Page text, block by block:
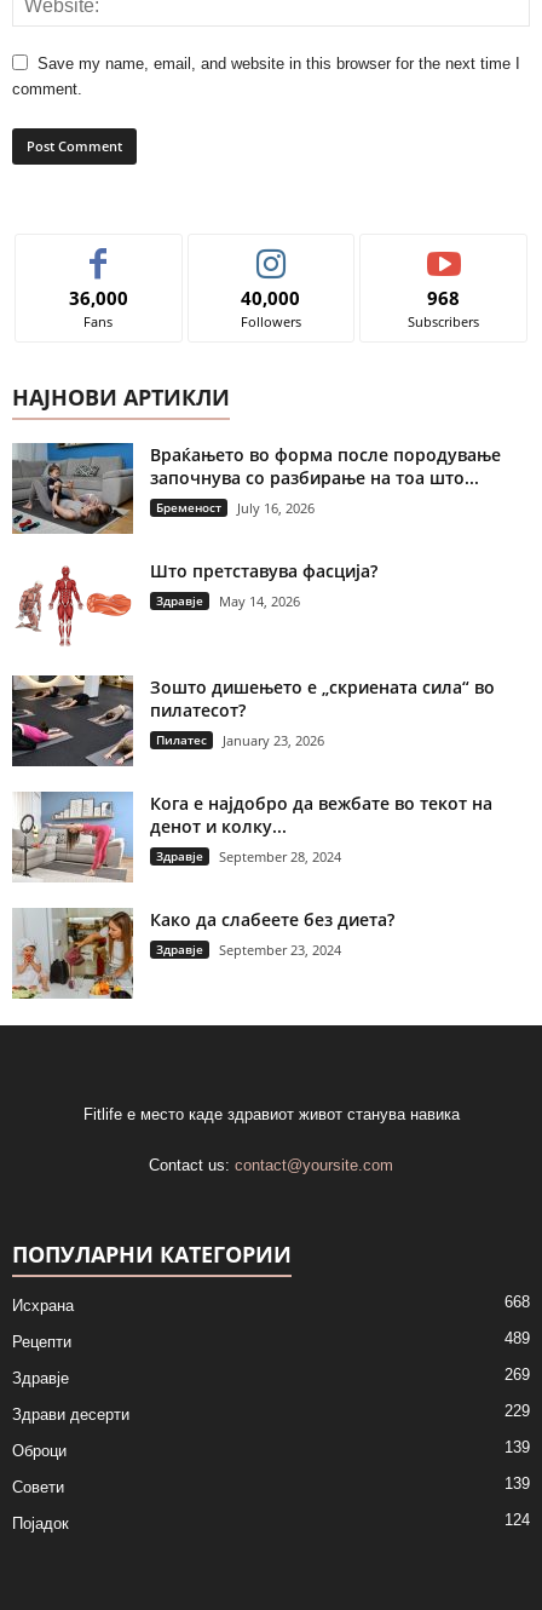
Save my name, email, and website in this browser for the next time I
comment.
36,000
Fans
40,000
Followers
968
Subscribers
НАЈНОВИ АРТИКЛИ
Враќањето во форма после породување
започнува со разбирање на тоа што...
Бременост July 16, 2026
Што претставува фасција?
Здравје May 14, 2026
Зошто дишењето е „скриената сила“ во
пилатесот?
Пилатес January 23, 2026
Кога е најдобро да вежбате во текот на
денот и колку...
Здравје September 28, 2024
Како да слабеете без диета?
Здравје September 23, 2024
Fitlife е место каде здравиот живот станува навика
Contact us: contact@yoursite.com
ПОПУЛАРНИ КАТЕГОРИИ
Исхрана 668
Рецепти 489
Здравје 269
Здрави десерти 229
Оброци 139
Совети 139
Појадок 124